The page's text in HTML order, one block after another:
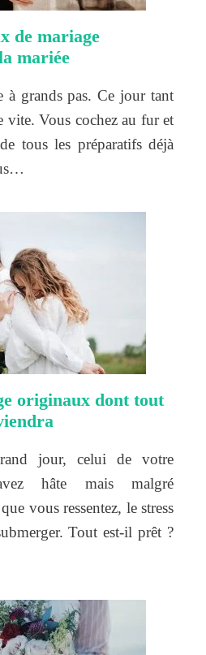
de mariage
mariée
à grands pas. Ce jour tant
vite. Vous cochez au fur et
tous les préparatifs déjà
originaux dont tout
jour, celui de votre
hâte mais malgré
vous ressentez, le stress
Tout est-il prêt ?